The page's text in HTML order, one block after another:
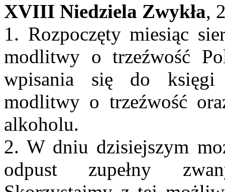
XVIII Niedziela Zwykła,
1. Rozpoczęty miesiąc
modlitwy o trzeźwość
wpisania się do księgi
modlitwy o trzeźwość
alkoholu.
2. W dniu dzisiejszym
odpust zupełny